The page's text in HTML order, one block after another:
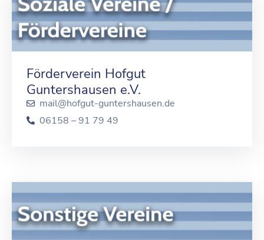
Förderverein Hofgut
Guntershausen e.V.
mail@hofgut-guntershausen.de
06158 – 91 79 49